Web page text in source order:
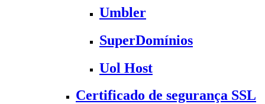
Umbler
SuperDomínios
Uol Host
Certificado de segurança SSL